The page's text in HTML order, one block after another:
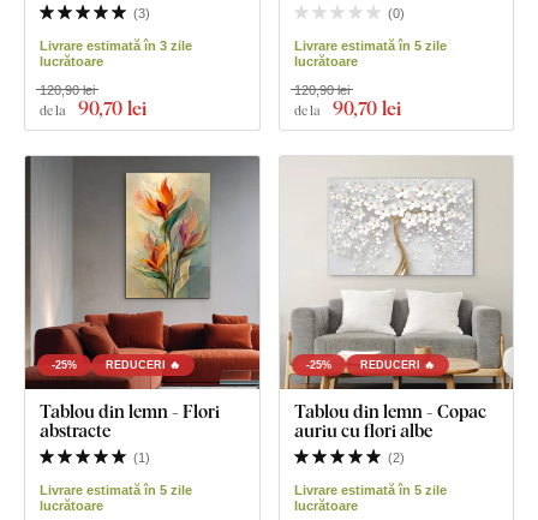
(3)
Livrare estimată în 3 zile
lucrătoare
de la 90,70 lei
120,90 lei
(0)
Livrare estimată în 5 zile
lucrătoare
de la 90,70 lei
120,90 lei
-25% REDUCERI 🔥
Tablou din lemn - Flori
abstracte
(1)
Livrare estimată în 5 zile
lucrătoare
-25% REDUCERI 🔥
Tablou din lemn - Copac
auriu cu flori albe
(2)
Livrare estimată în 5 zile
lucrătoare